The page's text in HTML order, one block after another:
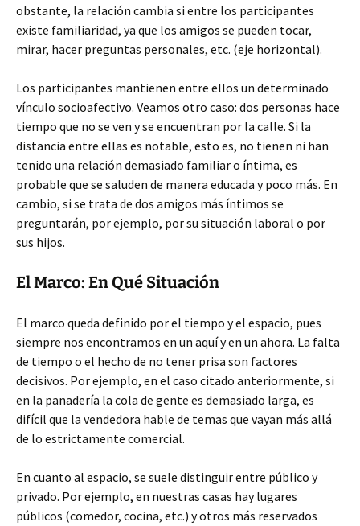
obstante, la relación cambia si entre los participantes
existe familiaridad, ya que los amigos se pueden tocar,
mirar, hacer preguntas personales, etc. (eje horizontal).
Los participantes mantienen entre ellos un determinado
vínculo socioafectivo. Veamos otro caso: dos personas hace
tiempo que no se ven y se encuentran por la calle. Si la
distancia entre ellas es notable, esto es, no tienen ni han
tenido una relación demasiado familiar o íntima, es
probable que se saluden de manera educada y poco más. En
cambio, si se trata de dos amigos más íntimos se
preguntarán, por ejemplo, por su situación laboral o por
sus hijos.
El Marco: En Qué Situación
El marco queda definido por el tiempo y el espacio, pues
siempre nos encontramos en un aquí y en un ahora. La falta
de tiempo o el hecho de no tener prisa son factores
decisivos. Por ejemplo, en el caso citado anteriormente, si
en la panadería la cola de gente es demasiado larga, es
difícil que la vendedora hable de temas que vayan más allá
de lo estrictamente comercial.
En cuanto al espacio, se suele distinguir entre público y
privado. Por ejemplo, en nuestras casas hay lugares
públicos (comedor, cocina, etc.) y otros más reservados